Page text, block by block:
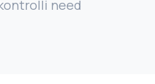
need